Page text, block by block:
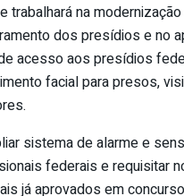
trabalhará na
dos presídios e no
acesso aos presídios
facial para presos,
sistema de alarme e
federais e requisitar
já aprovados em